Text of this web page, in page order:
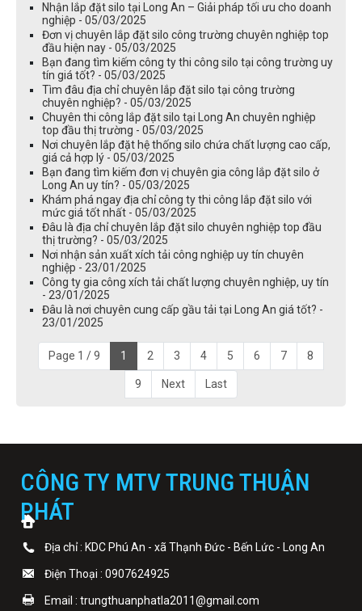
Nhận lắp đặt silo tại Long An – Giải pháp tối ưu cho doanh
nghiệp - 05/03/2025
Đơn vị chuyên lắp đặt silo công trường chuyên nghiệp top
đầu hiện nay - 05/03/2025
Bạn đang tìm kiếm công ty thi công silo tại công trường uy
tín giá tốt? - 05/03/2025
Tìm đâu địa chỉ chuyên lắp đặt silo tại công trường
chuyên nghiệp? - 05/03/2025
Chuyên thi công lắp đặt silo tại Long An chuyên nghiệp
top đầu thị trường - 05/03/2025
Nơi chuyên lắp đặt hệ thống silo chứa chất lượng cao cấp,
giá cả hợp lý - 05/03/2025
Bạn đang tìm kiếm đơn vị chuyên gia công lắp đặt silo ở
Long An uy tín? - 05/03/2025
Khám phá ngay địa chỉ công ty thi công lắp đặt silo với
mức giá tốt nhất - 05/03/2025
Đâu là địa chỉ chuyên lắp đặt silo chuyên nghiệp top đầu
thị trường? - 05/03/2025
Nơi nhận sản xuất xích tải công nghiệp uy tín chuyên
nghiệp - 23/01/2025
Công ty gia công xích tải chất lượng chuyên nghiệp, uy tín
- 23/01/2025
Đâu là nơi chuyên cung cấp gầu tải tại Long An giá tốt? -
23/01/2025
Page 1 / 9 1 2 3 4 5 6 7 8
9 Next Last
CÔNG TY MTV TRUNG THUẬN
PHÁT
Địa chỉ : KDC Phú An - xã Thạnh Đức - Bến Lức - Long An
Điện Thoại : 0907624925
Email : trungthuanphatla2011@gmail.com